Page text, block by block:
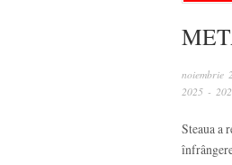
noiembrie
2025 -
Steaua a